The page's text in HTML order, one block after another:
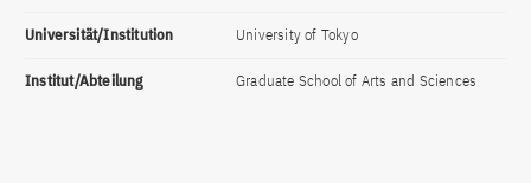
Universität/Institution University of Tokyo
Institut/Abteilung Graduate School of Arts and Sciences